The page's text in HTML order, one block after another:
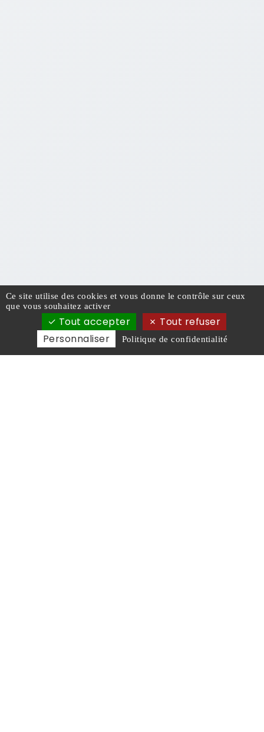
Ce site utilise des cookies et vous donne le contrôle sur ceux
que vous souhaitez activer
Tout accepter
Tout refuser
Personnaliser
Politique de confidentialité